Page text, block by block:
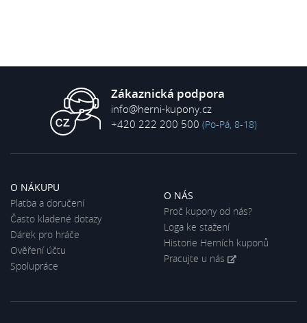
Zákaznická podpora
info@herni-kupony.cz
+420 222 200 500 (Po-Pá, 8-18)
O NÁKUPU
Platba a doručení
Často kladené dotazy
Dárek pro hráče
Ověření účtu
Spolupráce
O NÁS
Proč kupony od nás?
Loga ke stažení
Historie Herních kuponů
Pracujte u nás